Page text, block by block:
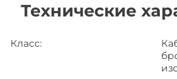
Технические
Класс: